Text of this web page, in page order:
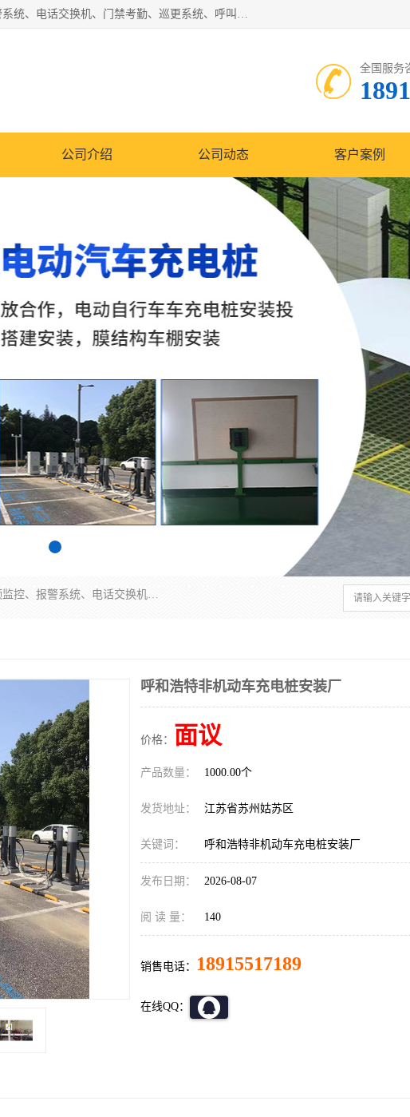
苏州迈凯隆系统集成科技有限公司电话: 联系人:马杰森 销售安装视频监控、报警系统、电话交换机、门禁考勤、巡更系统、呼叫对讲系统、停车场道闸、智能家居、广播系统、综合布线、办公设备、电子商务软件、网络工程、酒店门锁系列 系统集成、VOD视频点播、LED显示屏、节能产品、USP电源、收银机等弱电及智能化项目。
全国服务
公司介绍 公司动态 客户案例
苏州迈凯隆系统集成科技有限公司电话: 联系人:马杰森 销售安装视频监控、报警系统、电话交换机、门禁考勤、巡更系统、呼叫对讲系统、停车场道闸、智能家居、广播系统、综合布线、办公设备、电子商务软件、网络工程、酒店门锁系列 系统集成、VOD视频点播、LED显示屏、节能产品、USP电源、收银机等弱电及智能化项目。
呼和浩特非机动车充电桩安装厂
价格： 面议
产品数量： 1000.00个
发货地址： 江苏省苏州姑苏区
关键词： 呼和浩特非机动车充电桩安装厂
发布日期： 2026-08-07
阅 读 量： 140
销售电话： 18915517189
在线QQ：